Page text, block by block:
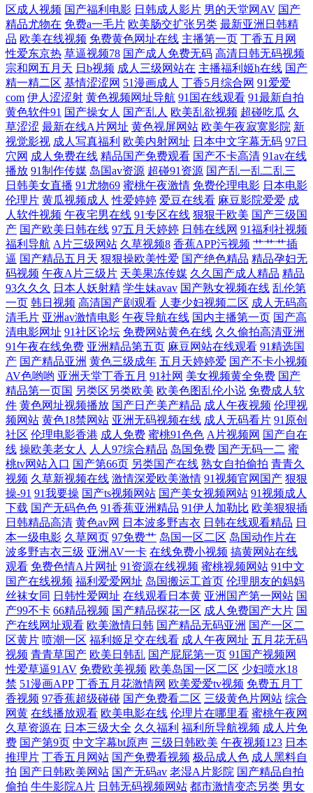
91国产TS 久久国产精品视频 亚洲激情 国产精品视频不卡a 五月天韩国不
卡 国产阿v 日韩一级一片 成全电影在线观看大全 日本一级免费影片 99机
热国产在 欧美成人一二区视频 综合图区亚洲白 九九人人6 亚洲娇小与黑
人巨大交 国产呦系列706 污污污在线视频 丰满的妽妽 亚洲AV中文网 女人
毛多水多毛耸耸 大香焦色站 日本wwwwwwxx 97av资源 免费观看的网站
永久免费视频片在 国产自产拍在线观看蜜 自拍一区在线播放 三级在线观
看 国产小伙专约 最近最好的2019 日韩美女成人免费网站 国产剧情在线精
品视频不卡 99这里只有精 亚洲东方色图 国产三级片网站日韩 午夜在线看
的免费网站 国产日韩在线欧美视频 亚洲视频中文字幕更新 久久人人妻 一
区视频 韩国黄视频 亚洲无码不卡 日本黄色 国产日潮亚洲精品视频 草草黄
色在线 天天性综合 国产爱豆m 日韩欧美在线视频免费 二哥影院 日本卡一
卡二卡乱码三 超碰美国 欧美偷拍福利 91精品露脸 了解最新九九自拍 中文
字幕cao操 精品视频一本二本 亚洲国产专区 国产男女激 瑟瑟97 国产高清
激情 美国产综合日韩 高清在线观看电视剧 伊人精品综合在线播放 老司机
大香蕉 一区二区三区蜜桃不卡 另类人妖在线精品 国产三四五不卡 国产综
合在 最新欧美国产亚洲一区 日本天堂视 av午夜 欧美卡久久 51自拍网 老
司机在线免费精品 在线综合亚洲欧美网 美女三級黃色網站 在线免费播放
人成视频 美日大香蕉A 在线国产一区二区三区 老司机福利大香蕉 一级大
片 国产元码 温柔贤淑的清纯美女 国产精品视频免费视频 无人区乱码 国产
高清在线观看 日韩性爱视频 超碰97人人看人人澡日日摸欧特酷 日韩欧美
手机在线 草莓污视频在线观看 日本在线观看 www91com巨乳 青檬在线电
视剧在线观 国产中老年妇女精品 亚洲欧美综合精品 国产制服丝袜深夜一
区 欧美日韩不卡中文字幕 欧美老妇大屁 观看亚洲精品一线 一个人看的 午
区成人视频 国产福利电影 日韩成人影片 男的天堂网AV 国产
精品尤物在 免费a一毛片 欧美肠交扩张另类 最新亚洲日韩精
品 欧美在线视频 免费黄色网址在线 主播第一页 丁香五月网
性爱东京热 草逼视频78 国产成人免费无码 高清日韩无码视频
宗和网五月天 日b视频 成人三级网站在 主播福利姬h在线 国产
精一精二区 基情涩涩网 51漫画成人 丁香5月综合网 91爱爱
com 伊人涩涩射 黄色视频网址导航 91国在线观看 91最新自拍
黄色软件91 国产操女人 国产乱人 欧美乱欲视频 超碰吃瓜 久
草涩涩 最新在线A片网址 黄色视屏网站 欧美午夜寂寞影院 新
视觉影视 成人写真福利 欧美内射网址 日本中文字幕无码 97日
穴网 成人免费在线 精品国产免费观看 国产不卡高清 91av在线
播放 91制作传媒 岛国av资源 超碰91资源 国产乱一乱二乱三
日韩美女直播 91尤物69 蜜桃午夜激情 免费伦理电影 日本电影
伦理片 黄瓜视频成人 性爱婷婷 爱豆在线看 麻豆影院爱爱 成
人软件视频 午夜宅男在线 91专区在线 狠狠干欧美 国产三级国
产 国产欧美日韩在线 97五月天婷婷 日韩在线网 91福利社视频
福利导航 A片三级网站 久草视频8 香蕉APP污视频 艹艹艹插
逼 国产精品五月天 狠狠操欧美性爱 国产绝色精品 精品孕妇无
码视频 午夜A片三级片 天美果冻传媒 久久国产成人精品 精品
93久久久
日本人妖射精 学生妹avav 国产熟女视频在线 乱伦第
一页 韩日视频 高清国产剧观看 人妻少妇视频二区 成人无码高
清毛片 亚洲av激情电影 午夜导航在线 国内主播第一页 国产高
清电影网址 91社区论坛 免费网站黄色在线 久久偷拍高清亚洲
91午夜在线免费 亚洲精品第五页 麻豆网站在线观看 91精选国
产 国产精品亚洲 黄色三级成年 五月天婷婷爱 国产不卡小视频
AV色哟哟 亚洲天堂丁香五月 91社网 美女视频黄全免费 国产
精品第一页国 另类区另类欧美 欧美色图乱伦小说 免费成人软
件 黄色网址视频播放 国产日产美产精品 成人午夜视频 伦理视
频网站 黄色18禁网站 亚洲无码视频在线 成人无码看片 91原创
社区 伦理电影香港 成人免费 蜜桃91色色 A片视频网 国产自在
线 操欧美老女人 人人97综合精品 岛国免费 国产无码一二 蜜
桃tv网站入口 国产第66页 另类国产在线 熟女自拍偷拍 青青久
视频 久草新视频在线 激情深爱欧美激情 91视频官网国产 狠狠
操-91 91我要操 国产ts视频网站 国产美女视频网站 91视频成人
下载 国产无码色色 91香蕉亚洲精品 91伊人加勒比 欧美狠狠插
日韩精品高清 黄色av网 日本波多野吉衣 日韩在线观看精品 日
本一级电影 久草网页 97免费艹 岛国一区二区 岛国动作片在
波多野吉衣三级 亚洲AV一卡 在线免费小视频 搞黄网站在线
观看 免费色情A片网扯 91资源在线视频 蜜桃视频网站 91中文
国产在线视频 福利爱爱网址 岛国搬运工首页 伦理朋友的妈妈
丝袜女同 日韩性爱网址 在线观看日本黄 亚洲国产第一网站 国
产99不卡 66精品视频 国产精品探花一区 成人免费国产大片 国
产在线网址观看 欧美激情日韩 国产精品无码亚洲 国产一区二
区黄片 喷潮一区 福利姬足交在线看 成人午夜网址 五月花无码
视频 青青草国产 欧美日韩乱 国产屁屁第一页 91国产视频网
性爱草逼91AV 免费欧美视频 欧美岛国一区二区 少妇喷水18
禁 51漫画APP 丁香五月花激情网 欧美爱爱tv视频 免费五月丁
香视频 97香蕉超级碰碰 国产免费看二区 三级黄色片网站 综合
网黄 在线播放观看 欧美电影在线 伦理片在哪里看 蜜桃午夜网
久草资源在 日本三级大全 久久福利 福利所导航视频 成人片免
费 国产第9页 中文字幕bt原声 三级日韩欧美 午夜视频123 日本
推理片 丁香五月网站 国产免费看视频 极品成人色 成人黑料自
拍 国产日韩欧美网站 国产无码av 老湿A片影院 国产精品自拍
偷拍 牛牛影院A片 日韩无码视频网站 都市激情变态另类 男女